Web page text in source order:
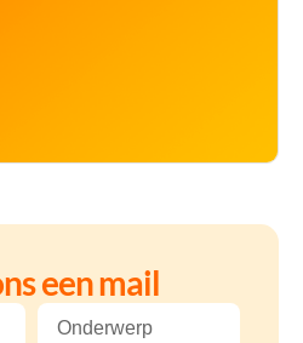
een mail